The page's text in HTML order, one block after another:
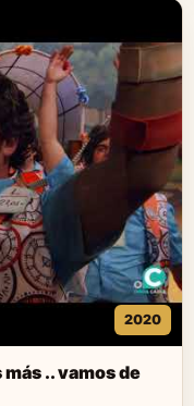
2020
.. vamos de